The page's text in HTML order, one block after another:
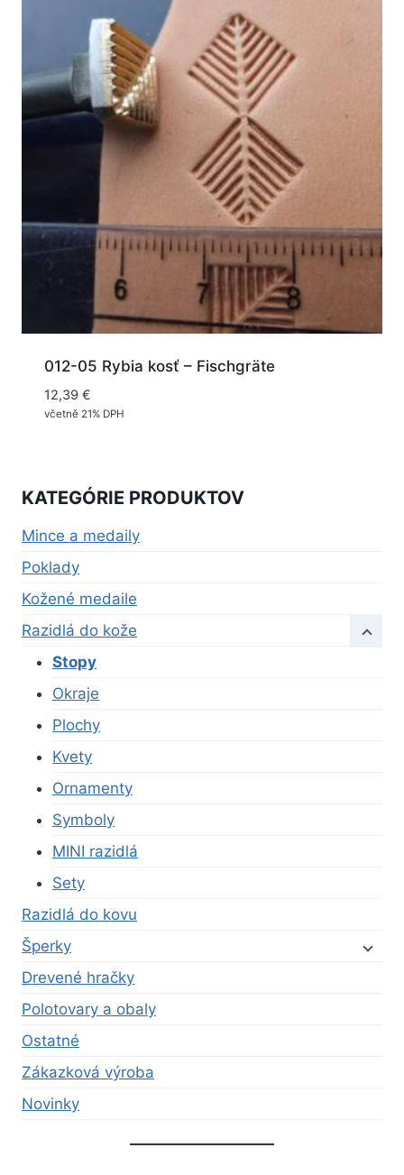
012-05 Rybia kosť – Fischgräte
12,39 €
včetně 21% DPH
KATEGÓRIE PRODUKTOV
Mince a medaily
Poklady
Kožené medaile
Razidlá do kože
Stopy
Okraje
Plochy
Kvety
Ornamenty
Symboly
MINI razidlá
Sety
Razidlá do kovu
Šperky
Drevené hračky
Polotovary a obaly
Ostatné
Zákazková výroba
Novinky